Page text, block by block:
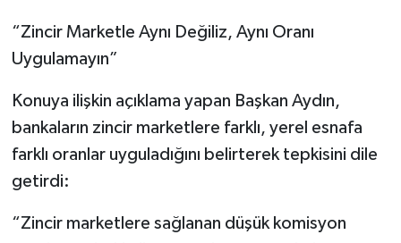
“Zincir Marketle Aynı Değiliz, Aynı Oranı
Uygulamayın”
Konuya ilişkin açıklama yapan Başkan Aydın,
bankaların zincir marketlere farklı, yerel esnafa
farklı oranlar uyguladığını belirterek tepkisini dile
getirdi:
“Zincir marketlere sağlanan düşük komisyon
Künye